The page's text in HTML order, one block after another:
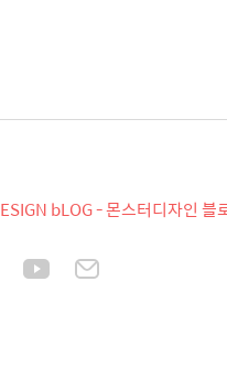
bLOG - 몬스터디자인 블